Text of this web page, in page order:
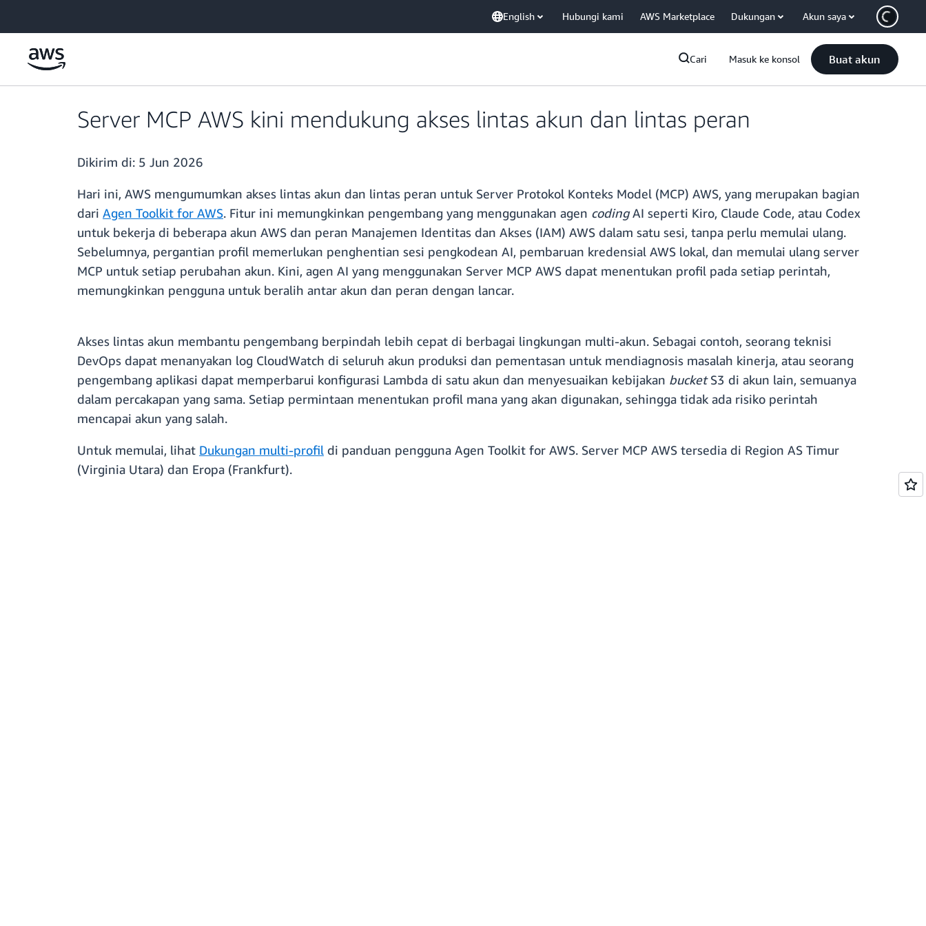
English Hubungi kami AWS Marketplace Dukungan Akun saya
Cari Masuk ke konsol Buat akun
Server MCP AWS kini mendukung akses lintas akun dan lintas peran
Dikirim di: 5 Jun 2026
Hari ini, AWS mengumumkan akses lintas akun dan lintas peran untuk Server Protokol Konteks Model (MCP) AWS, yang merupakan bagian
dari Agen Toolkit for AWS. Fitur ini memungkinkan pengembang yang menggunakan agen codingAI seperti Kiro, Claude Code, atau Codex
untuk bekerja di beberapa akun AWS dan peran Manajemen Identitas dan Akses (IAM) AWS dalam satu sesi, tanpa perlu memulai ulang.
Sebelumnya, pergantian profil memerlukan penghentian sesi pengkodean AI, pembaruan kredensial AWS lokal, dan memulai ulang server
MCP untuk setiap perubahan akun. Kini, agen AI yang menggunakan Server MCP AWS dapat menentukan profil pada setiap perintah,
memungkinkan pengguna untuk beralih antar akun dan peran dengan lancar.
Akses lintas akun membantu pengembang berpindah lebih cepat di berbagai lingkungan multi-akun. Sebagai contoh, seorang teknisi
DevOps dapat menanyakan log CloudWatch di seluruh akun produksi dan pementasan untuk mendiagnosis masalah kinerja, atau seorang
pengembang aplikasi dapat memperbarui konfigurasi Lambda di satu akun dan menyesuaikan kebijakan bucketS3 di akun lain, semuanya
dalam percakapan yang sama. Setiap permintaan menentukan profil mana yang akan digunakan, sehingga tidak ada risiko perintah
mencapai akun yang salah.
Untuk memulai, lihat Dukungan multi-profil di panduan pengguna Agen Toolkit for AWS. Server MCP AWS tersedia di Region AS Timur
(Virginia Utara) dan Eropa (Frankfurt).